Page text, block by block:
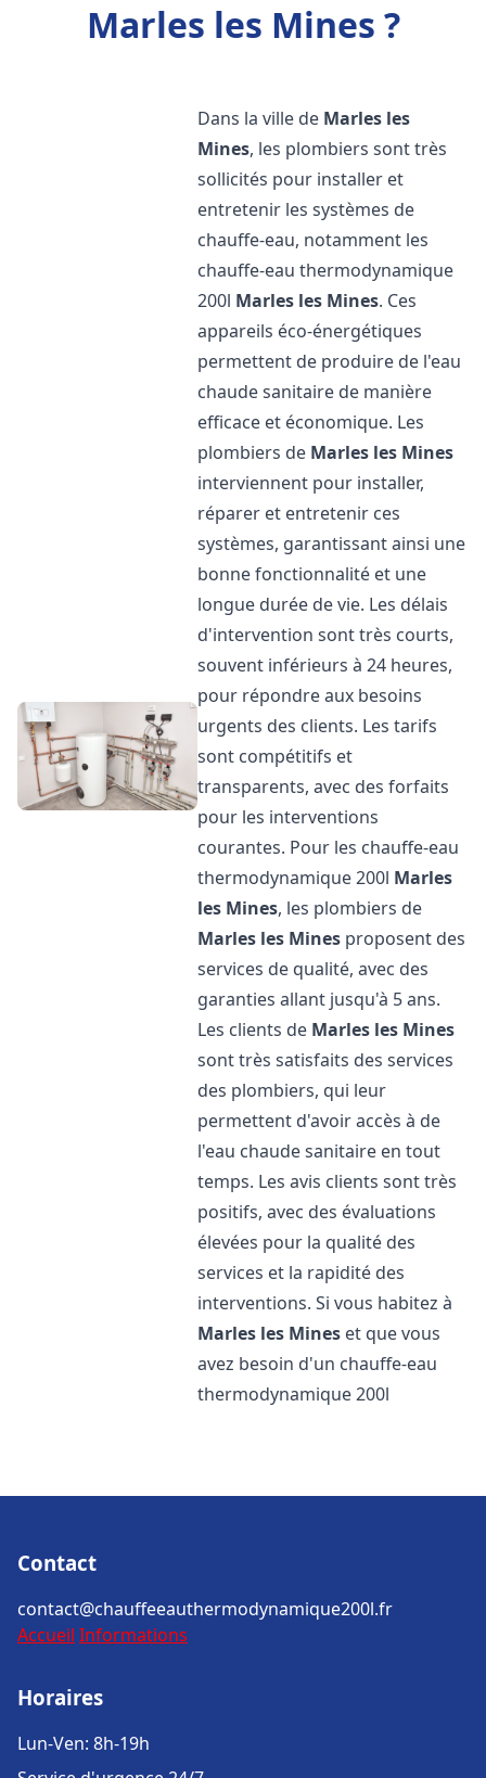
Marles les Mines ?
Dans la ville de Marles les
Mines, les plombiers sont très
sollicités pour installer et
entretenir les systèmes de
chauffe-eau, notamment les
chauffe-eau thermodynamique
200l Marles les Mines. Ces
appareils éco-énergétiques
permettent de produire de l'eau
chaude sanitaire de manière
efficace et économique. Les
plombiers de Marles les Mines
interviennent pour installer,
réparer et entretenir ces
systèmes, garantissant ainsi une
bonne fonctionnalité et une
longue durée de vie. Les délais
d'intervention sont très courts,
souvent inférieurs à 24 heures,
pour répondre aux besoins
urgents des clients. Les tarifs
sont compétitifs et
transparents, avec des forfaits
pour les interventions
courantes. Pour les chauffe-eau
thermodynamique 200l Marles
les Mines, les plombiers de
Marles les Mines proposent des
services de qualité, avec des
garanties allant jusqu'à 5 ans.
Les clients de Marles les Mines
sont très satisfaits des services
des plombiers, qui leur
permettent d'avoir accès à de
l'eau chaude sanitaire en tout
temps. Les avis clients sont très
positifs, avec des évaluations
élevées pour la qualité des
services et la rapidité des
interventions. Si vous habitez à
Marles les Mines et que vous
avez besoin d'un chauffe-eau
thermodynamique 200l
Contact
contact@chauffeeauthermodynamique200l.fr
Accueil Informations
Horaires
Lun-Ven: 8h-19h